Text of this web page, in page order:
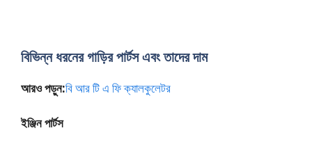
বিভিন্ন ধরনের গাড়ির পার্টস এবং তাদের দাম
আরও পড়ুন:বি আর টি এ ফি ক্যালকুলেটর
ইঞ্জিন পার্টস